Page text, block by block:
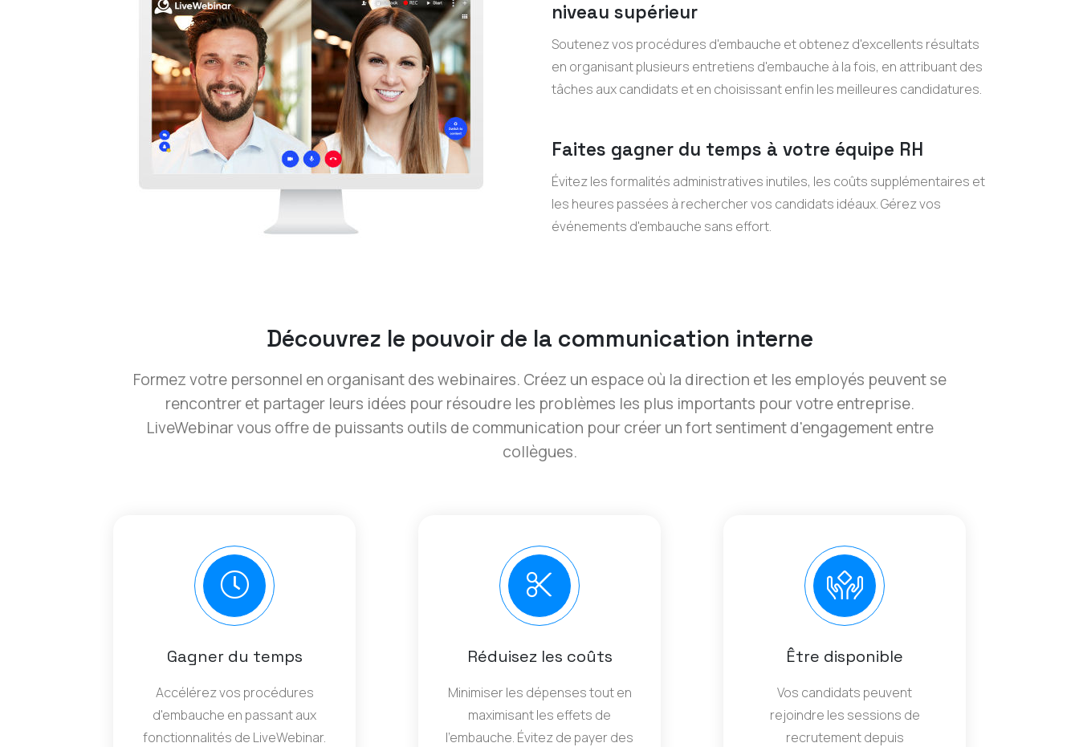
niveau supérieur
Soutenez vos procédures d'embauche et obtenez d'excellents résultats
en organisant plusieurs entretiens d'embauche à la fois, en attribuant des
tâches aux candidats et en choisissant enfin les meilleures candidatures.
Faites gagner du temps à votre équipe RH
Évitez les formalités administratives inutiles, les coûts supplémentaires et
les heures passées à rechercher vos candidats idéaux. Gérez vos
événements d'embauche sans effort.
Découvrez le pouvoir de la communication interne
Formez votre personnel en organisant des webinaires. Créez un espace où la direction et les employés peuvent se
rencontrer et partager leurs idées pour résoudre les problèmes les plus importants pour votre entreprise.
LiveWebinar vous offre de puissants outils de communication pour créer un fort sentiment d'engagement entre
collègues.
Gagner du temps
Accélérez vos procédures
d'embauche en passant aux
fonctionnalités de LiveWebinar.
Réduisez les coûts
Minimiser les dépenses tout en
maximisant les effets de
l'embauche. Évitez de payer des
Être disponible
Vos candidats peuvent
rejoindre les sessions de
recrutement depuis